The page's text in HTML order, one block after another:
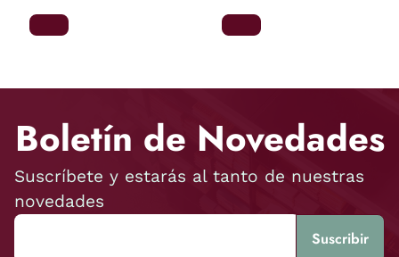
Boletín de Novedades
Suscríbete y estarás al tanto de nuestras
novedades